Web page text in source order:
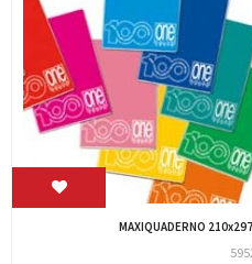
MAXIQUADERNO